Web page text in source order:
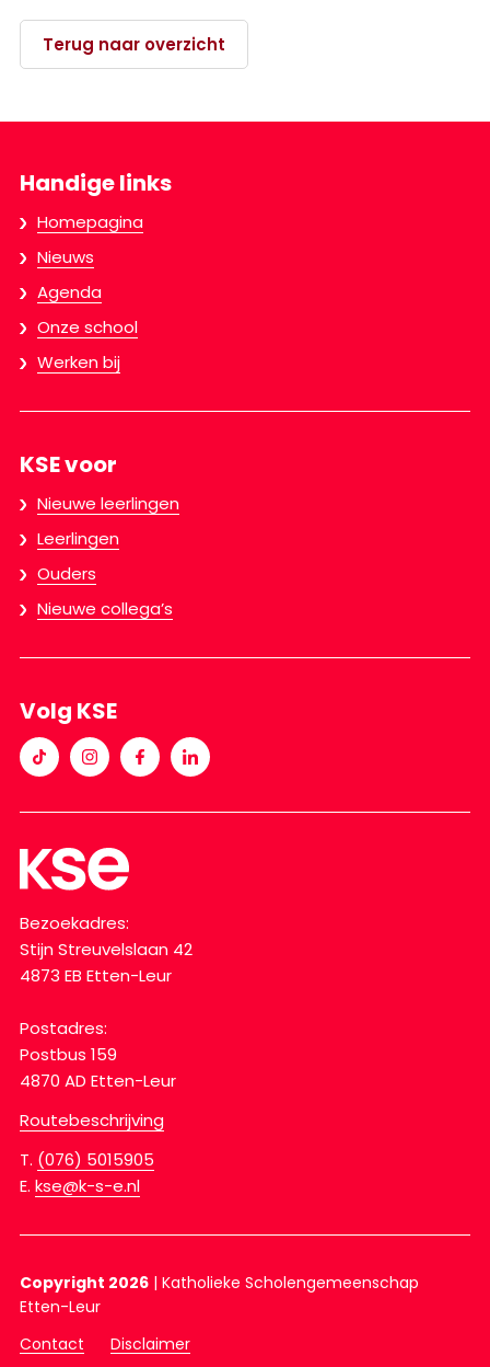
Terug naar overzicht
Handige links
Homepagina
Nieuws
Agenda
Onze school
Werken bij
KSE voor
Nieuwe leerlingen
Leerlingen
Ouders
Nieuwe collega’s
Volg KSE
Bezoekadres:
Stijn Streuvelslaan 42
4873 EB Etten-Leur
Postadres:
Postbus 159
4870 AD Etten-Leur
Routebeschrijving
T. (076) 5015905
E. kse@k-s-e.nl
Copyright 2026 | Katholieke Scholengemeenschap
Etten-Leur
Contact
Disclaimer